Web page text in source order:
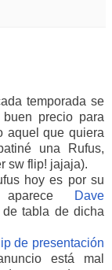
temporada se
precio para
aquel que quiera
una Rufus,
sw flip! jajaja).
hoy es por su
Dave
tabla de dicha
de presentación
está mal